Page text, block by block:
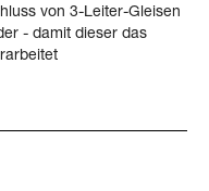
von 3-Leiter-Gleisen
- damit dieser das